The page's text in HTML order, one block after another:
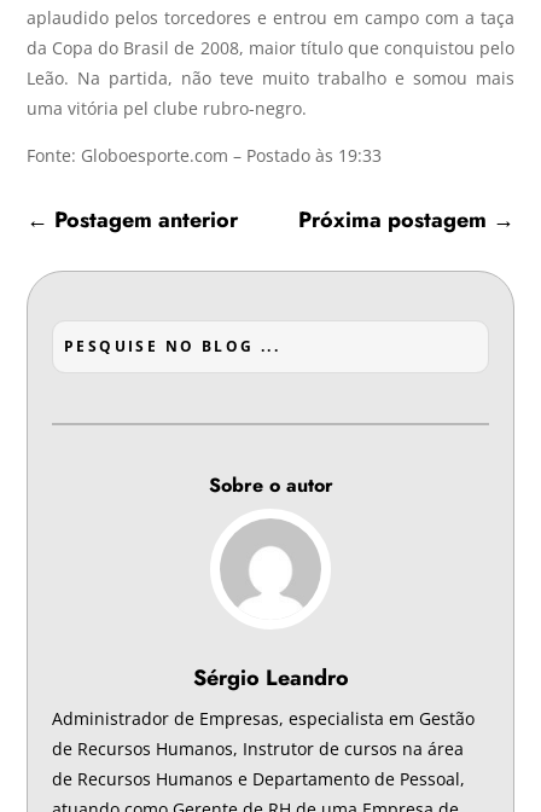
aplaudido pelos torcedores e entrou em campo com a taça
da Copa do Brasil de 2008, maior título que conquistou pelo
Leão. Na partida, não teve muito trabalho e somou mais
uma vitória pel clube rubro-negro.
Fonte: Globoesporte.com – Postado às 19:33
← Postagem anterior Próxima postagem →
Sobre o autor
Sérgio Leandro
Administrador de Empresas, especialista em Gestão
de Recursos Humanos, Instrutor de cursos na área
de Recursos Humanos e Departamento de Pessoal,